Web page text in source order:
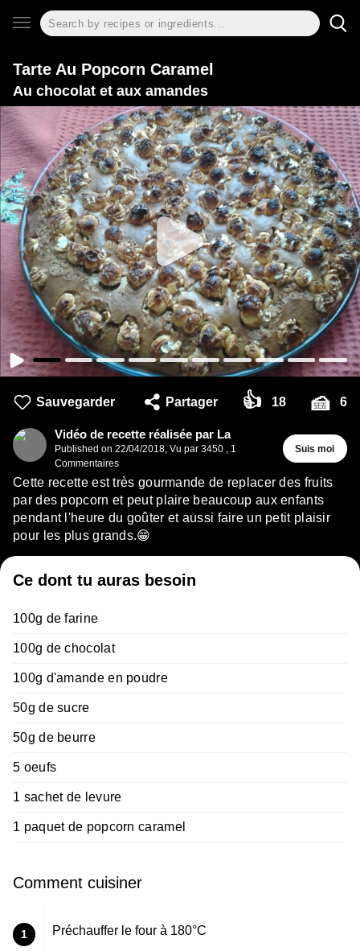
Tarte Au Popcorn Caramel
Au chocolat et aux amandes
Sauvegarder Partager 👍 18 🍰 6
Vidéo de recette réalisée par La
Published on 22/04/2018, Vu par 3450 , 1
Commentaires
Suis moi
Cette recette est très gourmande de replacer des fruits
par des popcorn et peut plaire beaucoup aux enfants
pendant l'heure du goûter et aussi faire un petit plaisir
pour les plus grands.😁
Ce dont tu auras besoin
100g de farine
100g de chocolat
100g d'amande en poudre
50g de sucre
50g de beurre
5 oeufs
1 sachet de levure
1 paquet de popcorn caramel
Comment cuisiner
1 Préchauffer le four à 180°C